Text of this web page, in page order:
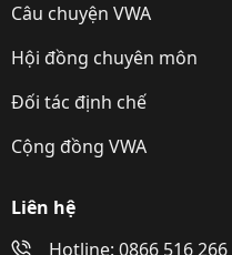
Câu chuyện VWA
Hội đồng chuyên môn
Đối tác định chế
Cộng đồng VWA
Liên hệ
Hotline: 0866 516 266